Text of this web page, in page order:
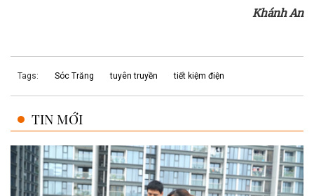
Khánh An
Tags: Sóc Trăng tuyên truyền tiết kiệm điện
TIN MỚI